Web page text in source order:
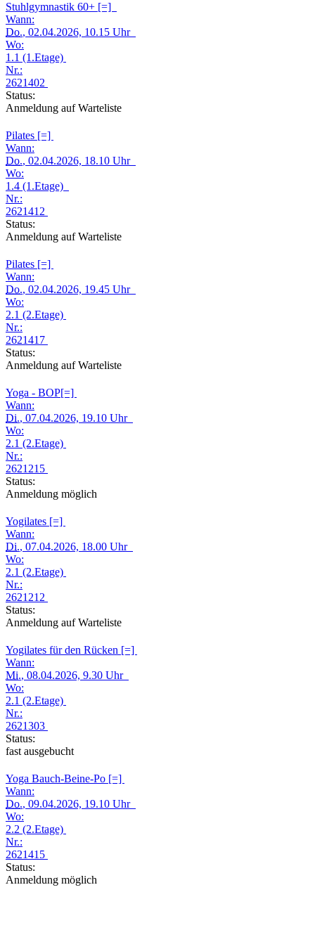
Stuhlgymnastik 60+ [=]
Wann:
Do., 02.04.2026, 10.15 Uhr
Wo:
1.1 (1.Etage)
Nr.:
2621402
Status:
Anmeldung auf Warteliste
Pilates [=]
Wann:
Do., 02.04.2026, 18.10 Uhr
Wo:
1.4 (1.Etage)
Nr.:
2621412
Status:
Anmeldung auf Warteliste
Pilates [=]
Wann:
Do., 02.04.2026, 19.45 Uhr
Wo:
2.1 (2.Etage)
Nr.:
2621417
Status:
Anmeldung auf Warteliste
Yoga - BOP[=]
Wann:
Di., 07.04.2026, 19.10 Uhr
Wo:
2.1 (2.Etage)
Nr.:
2621215
Status:
Anmeldung möglich
Yogilates [=]
Wann:
Di., 07.04.2026, 18.00 Uhr
Wo:
2.1 (2.Etage)
Nr.:
2621212
Status:
Anmeldung auf Warteliste
Yogilates für den Rücken [=]
Wann:
Mi., 08.04.2026, 9.30 Uhr
Wo:
2.1 (2.Etage)
Nr.:
2621303
Status:
fast ausgebucht
Yoga Bauch-Beine-Po [=]
Wann:
Do., 09.04.2026, 19.10 Uhr
Wo:
2.2 (2.Etage)
Nr.:
2621415
Status:
Anmeldung möglich